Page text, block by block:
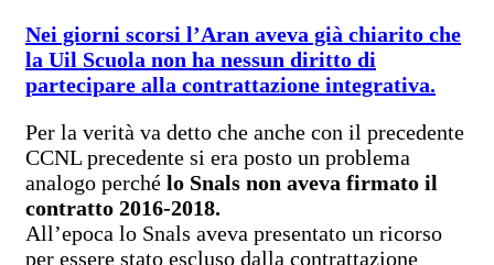
Nei giorni scorsi l’Aran aveva già chiarito che
la Uil Scuola non ha nessun diritto di
partecipare alla contrattazione integrativa.
Per la verità va detto che anche con il precedente
CCNL precedente si era posto un problema
analogo perché lo Snals non aveva firmato il
contratto 2016-2018.
All’epoca lo Snals aveva presentato un ricorso
per essere stato escluso dalla contrattazione